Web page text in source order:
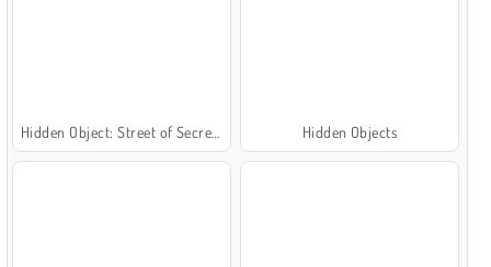
Hidden Objects